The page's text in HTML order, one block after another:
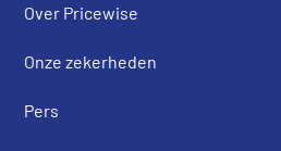
Over Pricewise
Onze zekerheden
Pers